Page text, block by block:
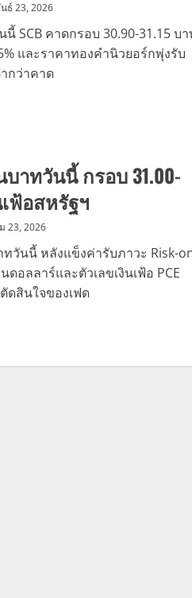
ธ์ 23, 2026
นี้ SCB คาดกรอบ 30.90-31.15 บ
และราคาทองคำนิวยอร์กพุ่งรับ
กว่าคาด
บาทวันนี้ กรอบ 31.00-
ฟ้อสหรัฐฯ
23, 2026
วันนี้ หลังแข็งค่ารับภาวะ Risk-
อลลาร์และตัวเลขเงินเฟ้อ PCE
ดสินใจของเฟด